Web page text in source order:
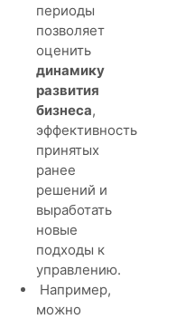
периоды
позволяет
оценить
динамику
развития
бизнеса,
эффективность
принятых
ранее
решений и
выработать
новые
подходы к
управлению.
Например,
можно